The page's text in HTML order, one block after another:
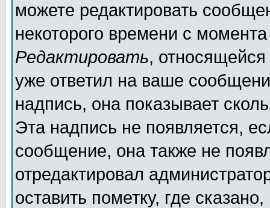
можете редактировать
некоторого времени с
Редактировать,
уже ответил на ваше
надпись, она показывает
Эта надпись не появляется,
сообщение, она также не
отредактировал
оставить пометку, где